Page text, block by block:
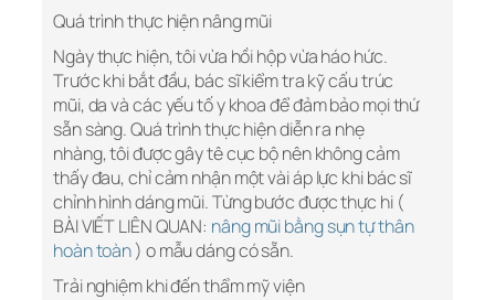
Quá trình thực hiện nâng mũi
Ngày thực hiện, tôi vừa hồi hộp vừa háo hức.
Trước khi bắt đầu, bác sĩ kiểm tra kỹ cấu trúc
mũi, da và các yếu tố y khoa để đảm bảo mọi thứ
sẵn sàng. Quá trình thực hiện diễn ra nhẹ
nhàng, tôi được gây tê cục bộ nên không cảm
thấy đau, chỉ cảm nhận một vài áp lực khi bác sĩ
chỉnh hình dáng mũi. Từng bước được thực hi (
BÀI VIẾT LIÊN QUAN: nâng mũi bằng sụn tự thân
hoàn toàn) o mẫu dáng có sẵn.
Trải nghiệm khi đến thẩm mỹ viện